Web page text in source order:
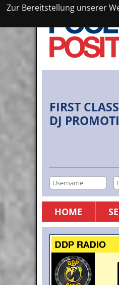
Zur Bereitstellung unserer
FIRST CLASS
DJ
HOME